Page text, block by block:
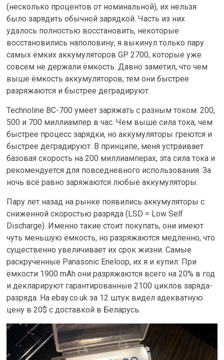
(несколько процентов от номинальной), их нельзя
было зарядить обычной зарядкой. Часть из них
удалось полностью восстановить, некоторые
восстановились наполовину, я выкинул только пару
самых ёмких аккумуляторов GP 2700, которые уже
совсем не держали ёмкость. Давно заметил, что чем
выше ёмкость аккумуляторов, тем они быстрее
разряжаются и быстрее деградируют.
Technoline BC-700 умеет заряжать с разным током: 200,
500 и 700 миллиампер в час. Чем выше сила тока, чем
быстрее процесс зарядки, но аккумуляторы греются и
быстрее деградируют. В принципе, меня устраивает
базовая скорость на 200 миллиамперах, эта сила тока и
рекомендуется для повседневного использования. За
ночь всё равно заряжаются любые аккумуляторы.
Пару лет назад на рынке появились аккумуляторы с
сниженной скоростью разряда (LSD = Low Self
Discharge). Именно такие стоит покупать, они имеют
чуть меньшую ёмкость, но разряжаются медленно, что
существенно увеличивает их срок жизни. Самые
раскрученные Panasonic Eneloop, их я и купил. При
ёмкости 1900 mAh они разряжаются всего на 20% в год
и декларируют гарантированные 2100 циклов заряда-
разряда. На ebay.co.uk за 12 штук видел адекватную
цену в 20$ с доставкой в Беларусь.